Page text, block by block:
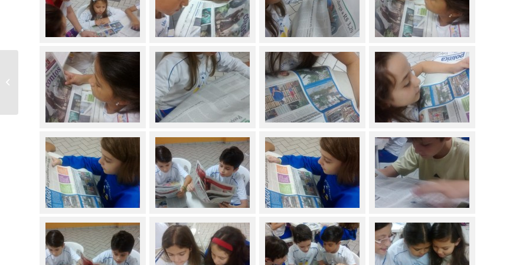
Retorno às aulas –
Happy Day e
Semana de
Adaptação –
Confiram...